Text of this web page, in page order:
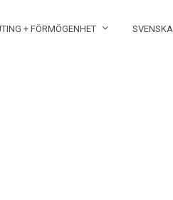
+ FÖRMÖGENHET SVENSKA